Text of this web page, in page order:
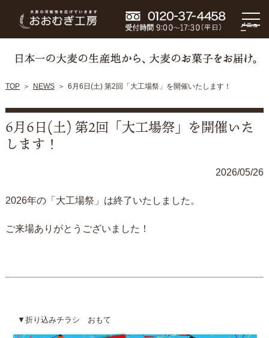
メニュ
ー
TOP NEWS 6月6日(土) 第2回「大工場祭」を開催いたします！
6月6日(土) 第2回「大工場祭」を開催いた
します！
2026/05/26
2026年の「大工場祭」は終了いたしました。
ご来場ありがとうございました！
▼折り込みチラシ おもて